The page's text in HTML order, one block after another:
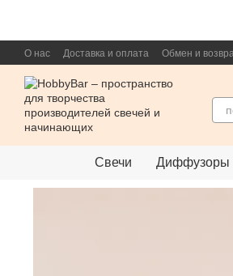
О нас Доставка и оплата Обмен и
Свечи Диффузоры